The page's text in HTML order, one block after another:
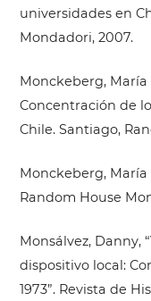
universidades en
Mondadori, 2007.
Monckeberg, María
Concentración de
Chile. Santiago,
Monckeberg, María
Random House
Monsálvez, Danny,
dispositivo local:
1973”. Revista de